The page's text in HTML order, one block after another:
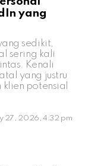
yang
sedikit,
sering kali
Kenali
yang justru
potensial
27, 2026, 4:32 pm